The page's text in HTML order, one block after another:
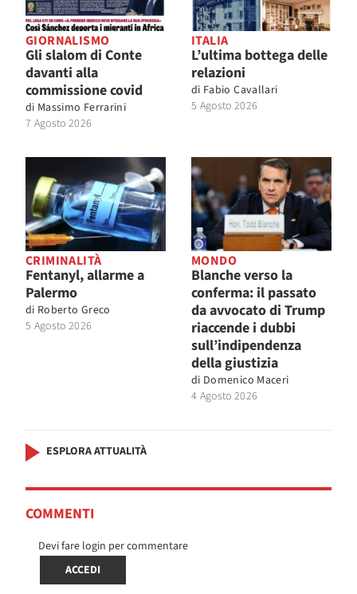
GIORNALISMO
Gli slalom di Conte
davanti alla
commissione covid
di Massimo Ferrarini
7 Agosto 2026
ITALIA
L’ultima bottega delle
relazioni
di Fabio Cavallari
5 Agosto 2026
CRIMINALITÀ
Fentanyl, allarme a
Palermo
di Roberto Greco
5 Agosto 2026
MONDO
Blanche verso la
conferma: il passato
da avvocato di Trump
riaccende i dubbi
sull’indipendenza
della giustizia
di Domenico Maceri
4 Agosto 2026
ESPLORA ATTUALITÀ
COMMENTI
Devi fare login per commentare
ACCEDI